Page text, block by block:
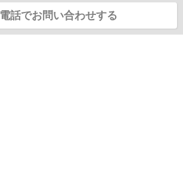
電話でお問い合わせする